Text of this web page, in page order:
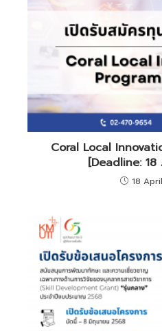
Coral Local
[Deadline:
18